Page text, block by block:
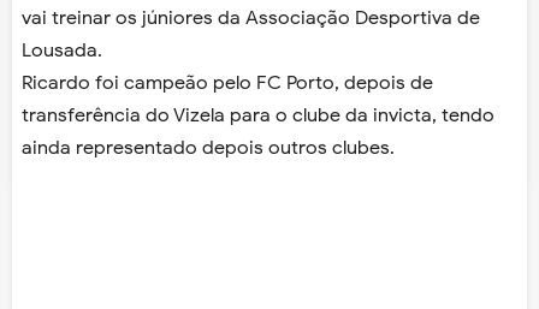
vai treinar os júniores da Associação Desportiva de
Lousada.
Ricardo foi campeão pelo FC Porto, depois de
transferência do Vizela para o clube da invicta, tendo
ainda representado depois outros clubes.